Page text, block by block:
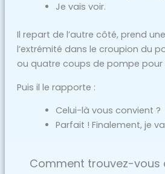
Je vais voir.
Il repart de l’autre côté, prend
l’extrémité dans le croupion du
ou quatre coups de pompe pour
Puis il le rapporte :
Celui-là vous convient ?
Parfait ! Finalement, je
Comment trouvez-vous